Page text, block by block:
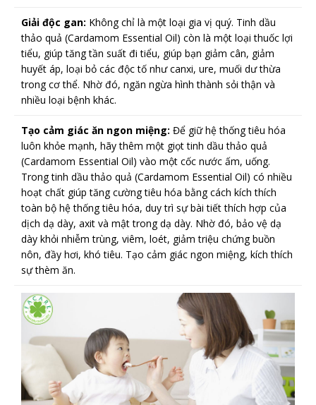
Giải độc gan: Không chỉ là một loại gia vị quý. Tinh dầu
thảo quả (Cardamom Essential Oil) còn là một loại thuốc lợi
tiểu, giúp tăng tần suất đi tiểu, giúp bạn giảm cân, giảm
huyết áp, loại bỏ các độc tố như canxi, ure, muối dư thừa
trong cơ thể. Nhờ đó, ngăn ngừa hình thành sỏi thận và
nhiều loại bệnh khác.
Tạo cảm giác ăn ngon miệng: Để giữ hệ thống tiêu hóa
luôn khỏe mạnh, hãy thêm một giọt tinh dầu thảo quả
(Cardamom Essential Oil) vào một cốc nước ấm, uống.
Trong tinh dầu thảo quả (Cardamom Essential Oil) có nhiều
hoạt chất giúp tăng cường tiêu hóa bằng cách kích thích
toàn bộ hệ thống tiêu hóa, duy trì sự bài tiết thích hợp của
dịch dạ dày, axit và mật trong dạ dày. Nhờ đó, bảo vệ dạ
dày khỏi nhiễm trùng, viêm, loét, giảm triệu chứng buồn
nôn, đầy hơi, khó tiêu. Tạo cảm giác ngon miệng, kích thích
sự thèm ăn.